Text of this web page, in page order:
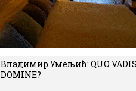
Владимир Умељић: QUO
DOMINE?